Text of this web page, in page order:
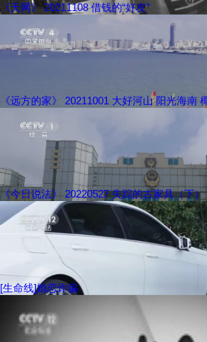
《天网》 20211108 借钱的“好友”
《远方的家》 20211001 大好河山 阳光海南
《今日说法》 20220527 失踪的古家具（下）
[生命线]婚恋诈骗